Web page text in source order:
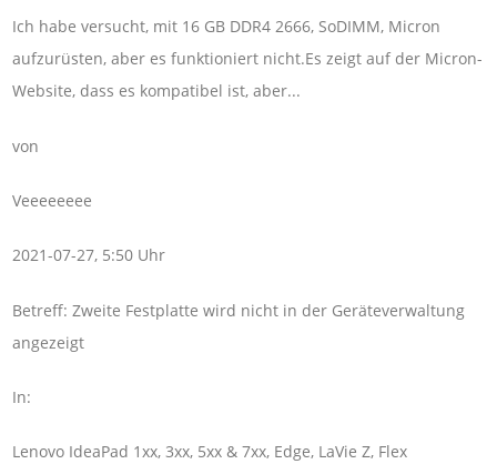
Ich habe versucht, mit 16 GB DDR4 2666, SoDIMM, Micron
aufzurüsten, aber es funktioniert nicht.Es zeigt auf der Micron-
Website, dass es kompatibel ist, aber...
von
Veeeeeeee
2021-07-27, 5:50 Uhr
Betreff: Zweite Festplatte wird nicht in der Geräteverwaltung
angezeigt
In:
Lenovo IdeaPad 1xx, 3xx, 5xx & 7xx, Edge, LaVie Z, Flex